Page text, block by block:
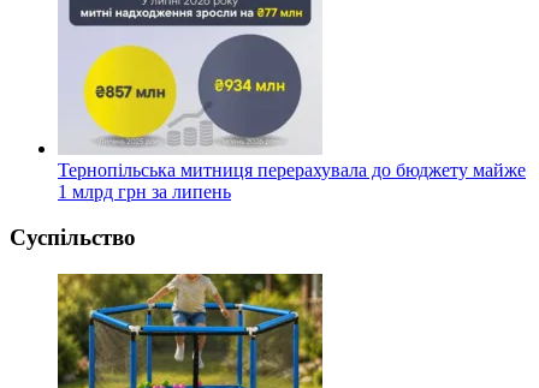
Тернопільська митниця перерахувала до бюджету майже
1 млрд грн за липень
Суспільство